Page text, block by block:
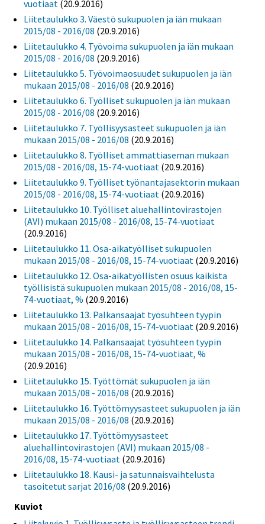
vuotiaat (20.9.2016)
Liitetaulukko 3. Väestö sukupuolen ja iän mukaan
2015/08 - 2016/08 (20.9.2016)
Liitetaulukko 4. Työvoima sukupuolen ja iän mukaan
2015/08 - 2016/08 (20.9.2016)
Liitetaulukko 5. Työvoimaosuudet sukupuolen ja iän
mukaan 2015/08 - 2016/08 (20.9.2016)
Liitetaulukko 6. Työlliset sukupuolen ja iän mukaan
2015/08 - 2016/08 (20.9.2016)
Liitetaulukko 7. Työllisyysasteet sukupuolen ja iän
mukaan 2015/08 - 2016/08 (20.9.2016)
Liitetaulukko 8. Työlliset ammattiaseman mukaan
2015/08 - 2016/08, 15-74-vuotiaat (20.9.2016)
Liitetaulukko 9. Työlliset työnantajasektorin mukaan
2015/08 - 2016/08, 15-74-vuotiaat (20.9.2016)
Liitetaulukko 10. Työlliset aluehallintovirastojen
(AVI) mukaan 2015/08 - 2016/08, 15-74-vuotiaat
(20.9.2016)
Liitetaulukko 11. Osa-aikatyölliset sukupuolen
mukaan 2015/08 - 2016/08, 15-74-vuotiaat (20.9.2016)
Liitetaulukko 12. Osa-aikatyöllisten osuus kaikista
työllisistä sukupuolen mukaan 2015/08 - 2016/08, 15-
74-vuotiaat, % (20.9.2016)
Liitetaulukko 13. Palkansaajat työsuhteen tyypin
mukaan 2015/08 - 2016/08, 15-74-vuotiaat (20.9.2016)
Liitetaulukko 14. Palkansaajat työsuhteen tyypin
mukaan 2015/08 - 2016/08, 15-74-vuotiaat, %
(20.9.2016)
Liitetaulukko 15. Työttömät sukupuolen ja iän
mukaan 2015/08 - 2016/08 (20.9.2016)
Liitetaulukko 16. Työttömyysasteet sukupuolen ja iän
mukaan 2015/08 - 2016/08 (20.9.2016)
Liitetaulukko 17. Työttömyysasteet
aluehallintovirastojen (AVI) mukaan 2015/08 -
2016/08, 15-74-vuotiaat (20.9.2016)
Liitetaulukko 18. Kausi- ja satunnaisvaihtelusta
tasoitetut sarjat 2016/08 (20.9.2016)
Kuviot